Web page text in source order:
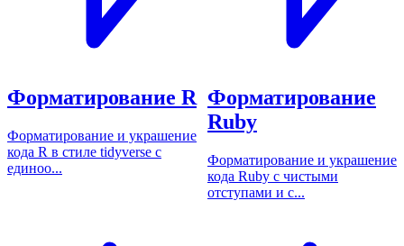
Форматирование R
Форматирование и украшение
кода R в стиле tidyverse с
единоо...
Форматирование
Ruby
Форматирование и украшение
кода Ruby с чистыми
отступами и с...